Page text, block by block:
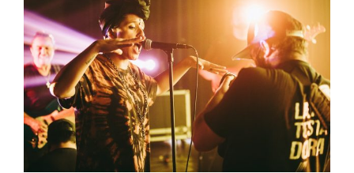
Reportajes
Columnas
Música Clásica
Especiales
más
grande